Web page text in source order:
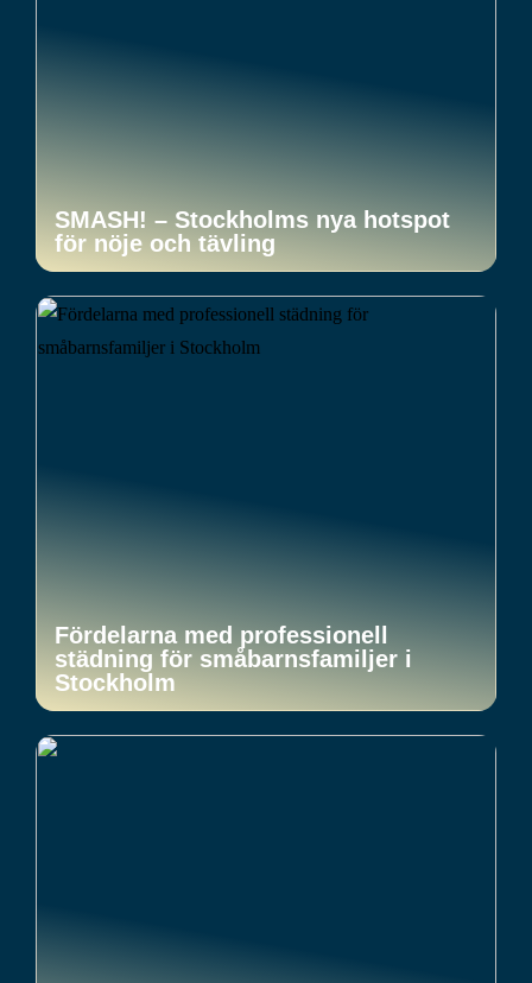
SMASH! – Stockholms nya hotspot
för nöje och tävling
Fördelarna med professionell
städning för småbarnsfamiljer i
Stockholm